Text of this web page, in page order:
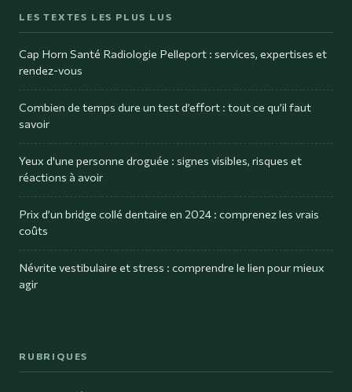
LES TEXTES LES PLUS LUS
Cap Horn Santé Radiologie Pelleport : services, expertises et
rendez-vous
Combien de temps dure un test d’effort : tout ce qu’il faut
savoir
Yeux d'une personne droguée : signes visibles, risques et
réactions à avoir
Prix d’un bridge collé dentaire en 2024 : comprenez les vrais
coûts
Névrite vestibulaire et stress : comprendre le lien pour mieux
agir
RUBRIQUES